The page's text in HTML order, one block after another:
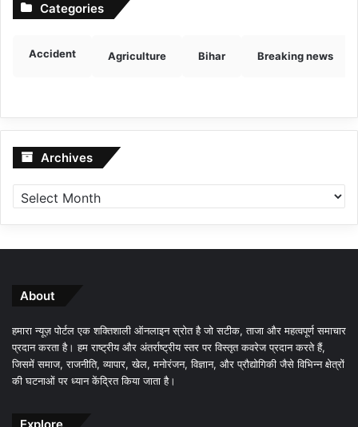
Categories
Accident Agriculture Bihar Breaking news
Archives Archives
About
हमारा न्यूज़ पोर्टल एक शक्तिशाली ऑनलाइन स्रोत है जो सटीक, ताजा और महत्वपूर्ण समाचार
प्रदान करता है। हम राष्ट्रीय और अंतर्राष्ट्रीय स्तर पर विस्तृत कवरेज प्रदान करते हैं,
जिसमें समाज, राजनीति, व्यापार, खेल, मनोरंजन, विज्ञान, और प्रौद्योगिकी जैसे विभिन्न क्षेत्रों
की घटनाओं पर ध्यान केंद्रित किया जाता है।